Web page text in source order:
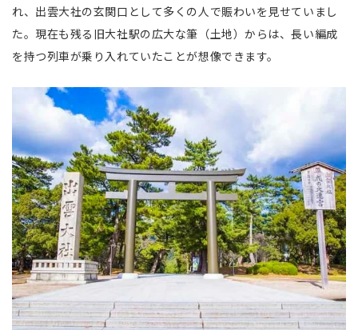
れ、出雲大社の玄関口として多くの人で賑わいを見せていまし
た。現在も残る旧大社駅の広大な筆（土地）からは、長い編成
を持つ列車が乗り入れていたことが想像できます。